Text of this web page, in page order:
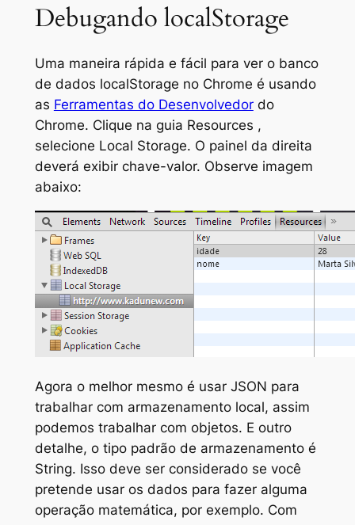
Debugando localStorage
Uma maneira rápida e fácil para ver o banco
de dados localStorage no Chrome é usando
as Ferramentas do Desenvolvedordo
Chrome. Clique na guia Resources ,
selecione Local Storage. O painel da direita
deverá exibir chave-valor. Observe imagem
abaixo:
Agora o melhor mesmo é usar JSON para
trabalhar com armazenamento local, assim
podemos trabalhar com objetos. E outro
detalhe, o tipo padrão de armazenamento é
String. Isso deve ser considerado se você
pretende usar os dados para fazer alguma
operação matemática, por exemplo. Com